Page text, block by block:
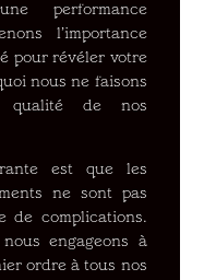
performance
l’importance
pour révéler votre
nous ne faisons
qualité de nos
est que les
ne sont pas
de complications.
nous engageons à
ordre à tous nos